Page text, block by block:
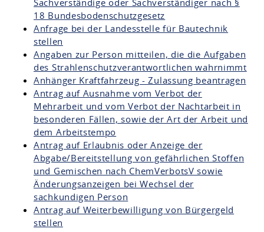
18 Bundesbodenschutzgesetz
Anfrage bei der Landesstelle für Bautechnik
stellen
Angaben zur Person mitteilen, die die Aufgaben
des Strahlenschutzverantwortlichen wahrnimmt
Anhänger Kraftfahrzeug - Zulassung beantragen
Antrag auf Ausnahme vom Verbot der
Mehrarbeit und vom Verbot der Nachtarbeit in
besonderen Fällen, sowie der Art der Arbeit und
dem Arbeitstempo
Antrag auf Erlaubnis oder Anzeige der
Abgabe/Bereitstellung von gefährlichen Stoffen
und Gemischen nach ChemVerbotsV sowie
Änderungsanzeigen bei Wechsel der
sachkundigen Person
Antrag auf Weiterbewilligung von Bürgergeld
stellen